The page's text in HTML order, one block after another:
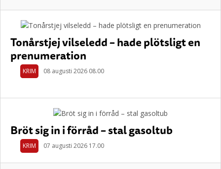
Tonårstjej vilseledd – hade plötsligt en
prenumeration
KRIM 08 augusti 2026 08.00
Bröt sig in i förråd – stal gasoltub
KRIM 07 augusti 2026 17.00